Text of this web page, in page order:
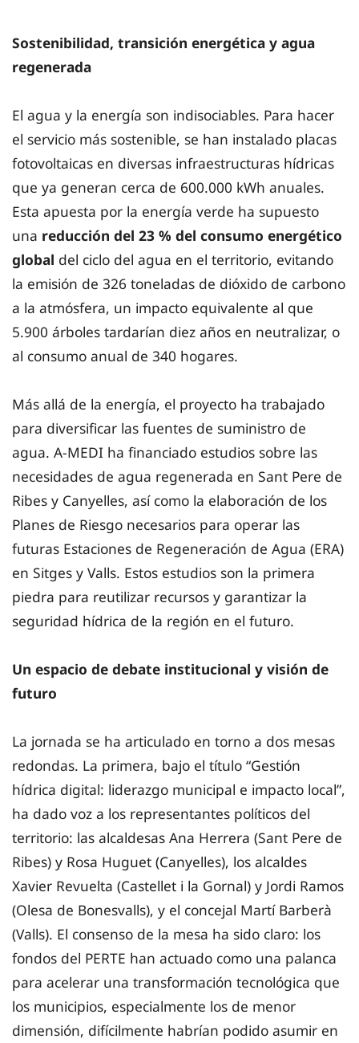
Sostenibilidad, transición energética y agua
regenerada
El agua y la energía son indisociables. Para hacer
el servicio más sostenible, se han instalado placas
fotovoltaicas en diversas infraestructuras hídricas
que ya generan cerca de 600.000 kWh anuales.
Esta apuesta por la energía verde ha supuesto
una reducción del 23 % del consumo energético
global del ciclo del agua en el territorio, evitando
la emisión de 326 toneladas de dióxido de carbono
a la atmósfera, un impacto equivalente al que
5.900 árboles tardarían diez años en neutralizar, o
al consumo anual de 340 hogares.
Más allá de la energía, el proyecto ha trabajado
para diversificar las fuentes de suministro de
agua. A-MEDI ha financiado estudios sobre las
necesidades de agua regenerada en Sant Pere de
Ribes y Canyelles, así como la elaboración de los
Planes de Riesgo necesarios para operar las
futuras Estaciones de Regeneración de Agua (ERA)
en Sitges y Valls. Estos estudios son la primera
piedra para reutilizar recursos y garantizar la
seguridad hídrica de la región en el futuro.
Un espacio de debate institucional y visión de
futuro
La jornada se ha articulado en torno a dos mesas
redondas. La primera, bajo el título “Gestión
hídrica digital: liderazgo municipal e impacto local”,
ha dado voz a los representantes políticos del
territorio: las alcaldesas Ana Herrera (Sant Pere de
Ribes) y Rosa Huguet (Canyelles), los alcaldes
Xavier Revuelta (Castellet i la Gornal) y Jordi Ramos
(Olesa de Bonesvalls), y el concejal Martí Barberà
(Valls). El consenso de la mesa ha sido claro: los
fondos del PERTE han actuado como una palanca
para acelerar una transformación tecnológica que
los municipios, especialmente los de menor
dimensión, difícilmente habrían podido asumir en